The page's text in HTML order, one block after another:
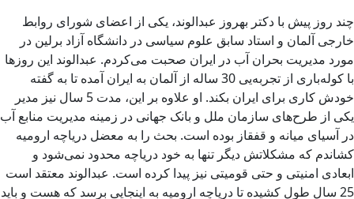
چند روز پیش با دکتر بهروز عبدالوند، یکی از اعضای شورای روابط
خارجی آلمان و استاد سابق علوم سیاسی در دانشگاه آزاد برلین در
مورد مدیریت بحران آب در ایران صحبت می‌کردم. عبدالوند این روزها
با کوله‌باری از تجربه‌یی 30 ساله از آلمان به ایران آمده تا به گفته
خودش کاری برای ایران بکند. او علاوه بر این، مدت 5 سال نیز مدیر
یکی از طرح‌های سازمان ملل و بانک جهانی در زمینه مدیریت منابع آب
در آسیای میانه و قفقاز بوده است. بحث را به معضل دریاچه ارومیه
کشاندم که مشکلاتش دیگر تنها به خود دریاچه محدود نمی‌شود و
ابعادی امنیتی و حتی قومیتی نیز پیدا کرده است. عبدالوند معتقد است
25 سال طول کشیده تا دریاچه ارومیه به اینجایی برسد که هست و باید